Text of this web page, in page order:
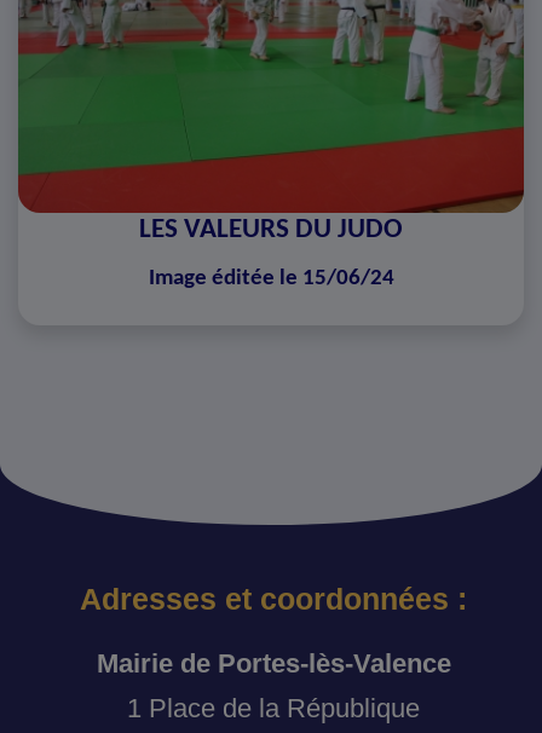
LES VALEURS DU JUDO
Image éditée le 15/06/24
Adresses et coordonnées :
Mairie de Portes-lès-Valence
1 Place de la République